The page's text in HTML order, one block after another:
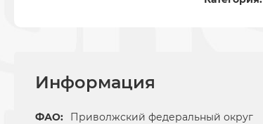
Информация
ФАО:
Приволжский федеральный округ